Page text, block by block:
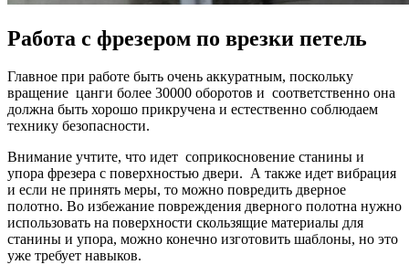
Работа с фрезером по врезки петель
Главное при работе быть очень аккуратным, поскольку
вращение цанги более 30000 оборотов и соответственно она
должна быть хорошо прикручена и естественно соблюдаем
технику безопасности.
Внимание учтите, что идет соприкосновение станины и
упора фрезера с поверхностью двери. А также идет вибрация
и если не принять меры, то можно повредить дверное
полотно. Во избежание повреждения дверного полотна нужно
использовать на поверхности скользящие материалы для
станины и упора, можно конечно изготовить шаблоны, но это
уже требует навыков.